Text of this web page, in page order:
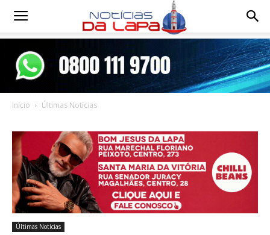
Notícias
Início Últimas Notícias
Últimas Notícias